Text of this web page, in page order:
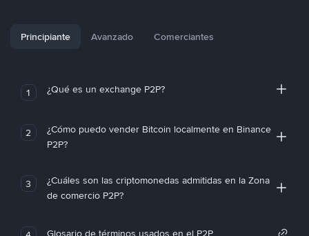
Principiante Avanzado Comerciantes
1 ¿Qué es un exchange P2P?
2
¿Cómo puedo vender Bitcoin localmente en Binance
P2P?
3
¿Cuáles son las criptomonedas admitidas en la Zona
de comercio P2P?
Glosario de términos usados en el P2P